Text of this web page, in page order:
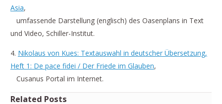
Asia,
umfassende Darstellung (englisch) des Oasenplans in Text
und Video, Schiller-Institut.
4. Nikolaus von Kues: Textauswahl in deutscher Übersetzung,
Heft 1: De pace fidei / Der Friede im Glauben,
Cusanus Portal im Internet.
Related Posts